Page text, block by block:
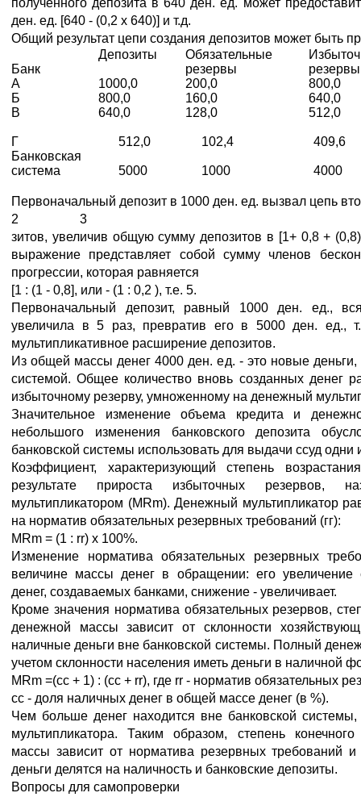
полученного депозита в 640 ден. ед. может
ден. ед. [640 - (0,2 х 640)] и т.д.
Общий результат цепи создания депозитов может быть
Банк
Депозиты
Обязательные
резервы
резервы
А
1000,0 200,0
800,0
Б
800,0 160,0
640,0
В
640,0 128,0 512,0
Г 512,0 102,4
409,6
Банковская
система
5000 1000 4000
Первоначальный депозит в 1000 ден. ед. вызвал цепь
2 3
зитов, увеличив общую сумму депозитов в [1+ 0,8 +
выражение представляет собой сумму членов
прогрессии, которая равняется
[1 : (1 - 0,8], или - (1 : 0,2 ), т.е. 5.
Первоначальный депозит, равный 1000 ден. ед.,
увеличила в 5 раз, превратив его в 5000 ден. ед.,
мультипликативное расширение депозитов.
Из общей массы денег 4000 ден. ед. - это новые деньги,
системой. Общее количество вновь созданных денег
избыточному резерву, умноженному на денежный
Значительное изменение объема кредита и
небольшого изменения банковского депозита
банковской системы использовать для выдачи ссуд одни
Коэффициент, характеризующий степень
результате прироста избыточных резервов,
мультипликатором (MRm). Денежный мультипликатор
на норматив обязательных резервных требований (гг):
MRm = (1 : rr) х 100%.
Изменение норматива обязательных резервных
величине массы денег в обращении: его увеличение
денег, создаваемых банками, снижение - увеличивает.
Кроме значения норматива обязательных резервов,
денежной массы зависит от склонности
наличные деньги вне банковской системы. Полный
учетом склонности населения иметь деньги в наличной
MRm =(сс + 1) : (сс + rr), где rr - норматив обязательных
сс - доля наличных денег в общей массе денег (в %).
Чем больше денег находится вне банковской
мультипликатора. Таким образом, степень
массы зависит от норматива резервных требований
деньги делятся на наличность и банковские депозиты.
Вопросы для самопроверки